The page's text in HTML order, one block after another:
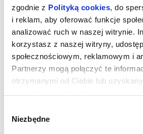
zgodnie z Polityką cookies, do
i reklam, aby oferować funkcje
analizować ruch w naszej witrynie.
korzystasz z naszej witryny,
społecznościowym, reklamowym i
Partnerzy mogą połączyć te
otrzymanymi od Ciebie lub
zgody
Niezbędne